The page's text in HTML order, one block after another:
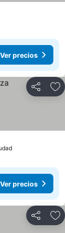
Ver precios
Compartir
Ver precios
Compartir